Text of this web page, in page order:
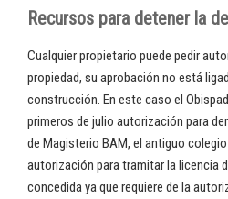
Recursos para detener la
Cualquier propietario puede pedir
propiedad, su aprobación no está
construcción. En este caso el
primeros de julio autorización para
de Magisterio BAM, el antiguo
autorización para tramitar la licencia
concedida ya que requiere de la